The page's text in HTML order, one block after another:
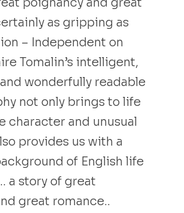
as gripping as
– Independent on
Tomalin’s intelligent,
wonderfully readable
not only brings to life
character and unusual
provides us with a
of English life
a story of great
great romance..